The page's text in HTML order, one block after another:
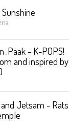
.Paak - K-POPS!
and inspired by
Jetsam - Rats